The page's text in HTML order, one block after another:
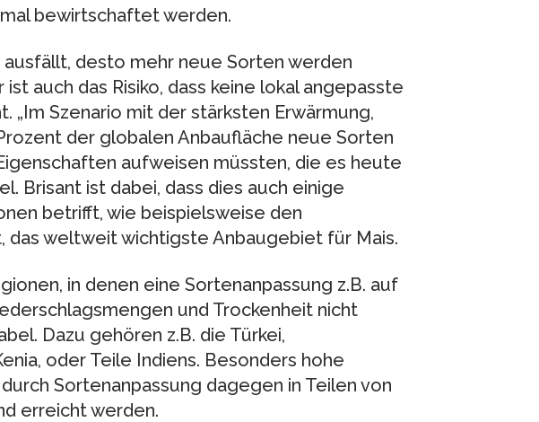
bewirtschaftet werden.
desto mehr neue Sorten werden
auch das Risiko, dass keine lokal angepasste
„Im Szenario mit der stärksten Erwärmung,
der globalen Anbaufläche neue Sorten
aufweisen müssten, die es heute
Brisant ist dabei, dass dies auch einige
betrifft, wie beispielsweise den
das weltweit wichtigste Anbaugebiet für Mais.
in denen eine Sortenanpassung z.B. auf
und Trockenheit nicht
Dazu gehören z.B. die Türkei,
oder Teile Indiens. Besonders hohe
Sortenanpassung dagegen in Teilen von
erreicht werden.